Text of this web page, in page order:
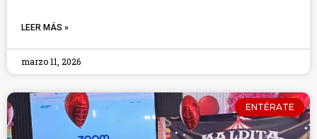
LEER MÁS »
marzo 11, 2026
ENTÉRATE